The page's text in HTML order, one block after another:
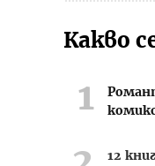
Какво
12